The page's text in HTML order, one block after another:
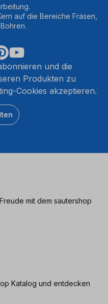
auf die Bereiche Fräsen,
und die
Produkten zu
Cookies akzeptieren.
mit dem sautershop
Katalog und entdecken